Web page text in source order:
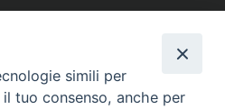
simili per
tuo consenso, anche per